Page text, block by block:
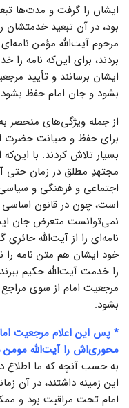
ایشان را گرفت و مدت‌ها
بود، در آن تبعید خدمتشان
مرحوم آیت‌الله مؤمن
بردند، برای این‌که نامه
ایشان برسانند و تأیید
بشود و جان امام حفظ
از جمله ویژگی‌های منحصر
برای حفظ و صیانت حضرت
بسیار تلاش کردند. با
مجتهدِ مطلق در زمان حتی
اجتماعی و فرهنگی و
است، چون در قانون
نمی‌توانست متعرض جان
نامه‌ای را از آیت‌الله
خود ایشان هم متن نامه را
را خدمت آیت‌الله حکیم
مرجعیت امام از سوی
بشود.
* پس این اعلام مرجعیت
محوری‌اش را آیت‌الله مومن
به حسب آنچه که ما اطلاع
این زمینه داشتند، در آن
امام تحت مراقبت بود و